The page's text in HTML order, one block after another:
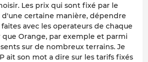
Les prix qui sont fixé par le
certaine manière, dépendre
avec les operateurs de chaque
que Orange, par exemple et parmi
sur de nombreux terrains. Je
ait son mot a dire sur les tarifs fixés